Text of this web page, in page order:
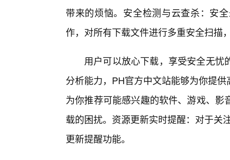
带来的烦恼。安全检测与云查杀：安
作，对所有下载文件进行多重安全扫描
用户可以放心下载，享受安全无
分析能力，PH官方中文站能够为你提
为你推荐可能感兴趣的软件、游戏、
载的困扰。资源更新实时提醒：对于关
更新提醒功能。